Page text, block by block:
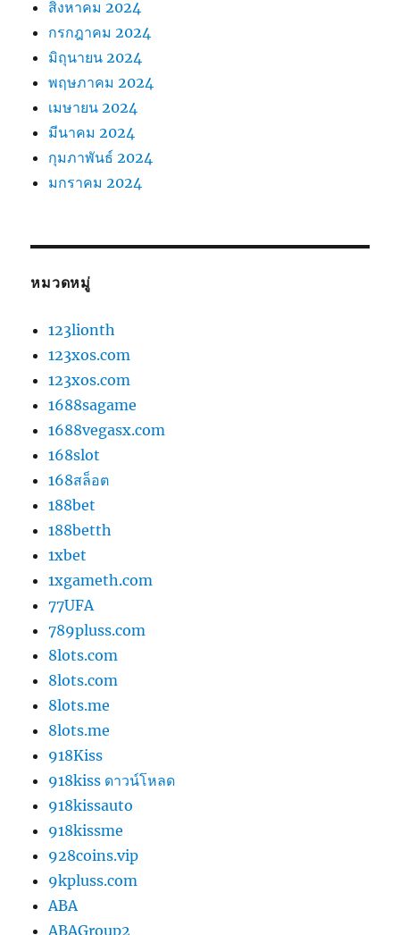
สิงหาคม 2024
กรกฎาคม 2024
มิถุนายน 2024
พฤษภาคม 2024
เมษายน 2024
มีนาคม 2024
กุมภาพันธ์ 2024
มกราคม 2024
หมวดหมู่
123lionth
123xos.com
123xos.com
1688sagame
1688vegasx.com
168slot
168สล็อต
188bet
188betth
1xbet
1xgameth.com
77UFA
789pluss.com
8lots.com
8lots.com
8lots.me
8lots.me
918Kiss
918kiss ดาวน์โหลด
918kissauto
918kissme
928coins.vip
9kpluss.com
ABA
ABAGroup2